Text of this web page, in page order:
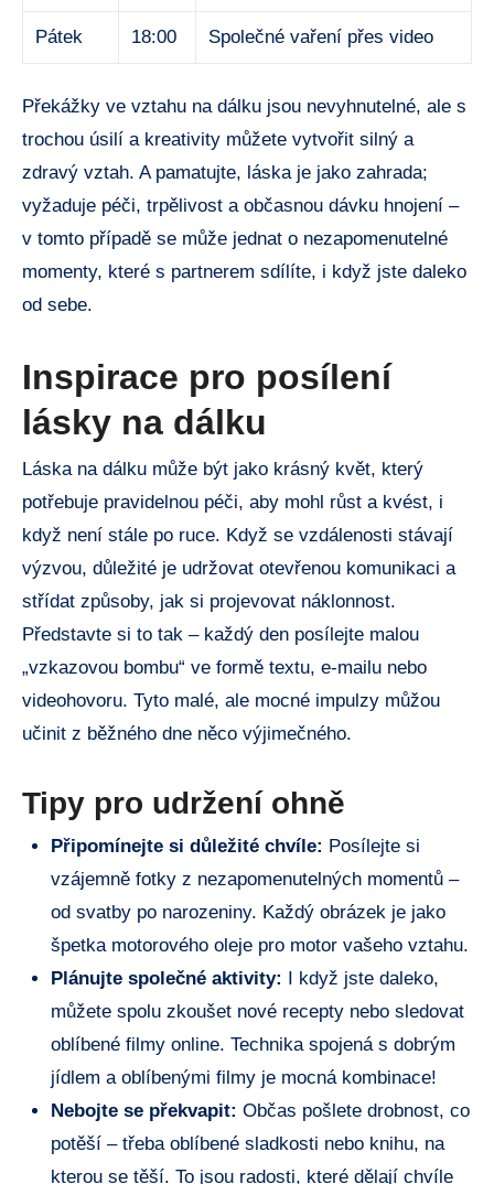
Pátek 18:00 Společné vaření přes video
Překážky ve vztahu na dálku jsou nevyhnutelné, ale s
trochou úsilí a kreativity můžete vytvořit silný a
zdravý vztah. A pamatujte, láska je jako zahrada;
vyžaduje péči, trpělivost a občasnou dávku hnojení –
v tomto případě se může jednat o nezapomenutelné
momenty, které s partnerem sdílíte, i když jste daleko
od sebe.
Inspirace pro posílení
lásky na dálku
Láska na dálku může být jako krásný květ, který
potřebuje pravidelnou péči, aby mohl růst a kvést, i
když není stále po ruce. Když se vzdálenosti stávají
výzvou, důležité je udržovat otevřenou komunikaci a
střídat způsoby, jak si projevovat náklonnost.
Představte si to tak – každý den posílejte malou
„vzkazovou bombu“ ve formě textu, e-mailu nebo
videohovoru. Tyto malé, ale mocné impulzy můžou
učinit z běžného dne něco výjimečného.
Tipy pro udržení ohně
Připomínejte si důležité chvíle: Posílejte si
vzájemně fotky z nezapomenutelných momentů –
od svatby po narozeniny. Každý obrázek je jako
špetka motorového oleje pro motor vašeho vztahu.
Plánujte společné aktivity: I když jste daleko,
můžete spolu zkoušet nové recepty nebo sledovat
oblíbené filmy online. Technika spojená s dobrým
jídlem a oblíbenými filmy je mocná kombinace!
Nebojte se překvapit: Občas pošlete drobnost, co
potěší – třeba oblíbené sladkosti nebo knihu, na
kterou se těší. To jsou radosti, které dělají chvíle